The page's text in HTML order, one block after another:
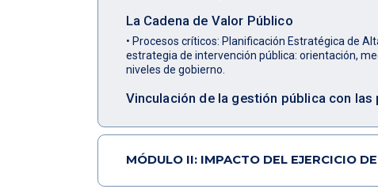
La Cadena de Valor Público
• Procesos críticos: Planificación Estratégica de
estrategia de intervención pública: orientación,
niveles de gobierno.
Vinculación de la gestión pública con
MÓDULO II: IMPACTO DEL EJERCICIO